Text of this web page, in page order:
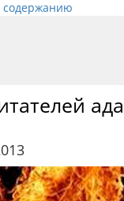
содержанию
ада